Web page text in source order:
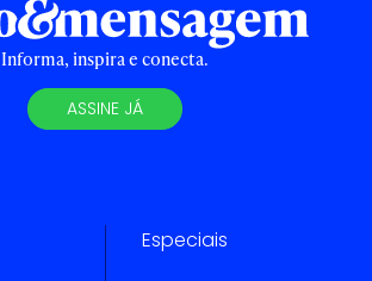
Informa, inspira e conecta.
ASSINE JÁ
Especiais